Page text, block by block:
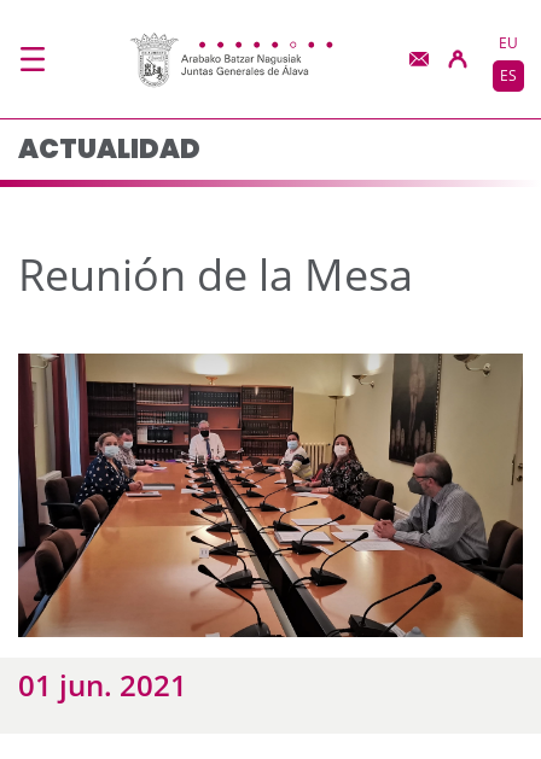
Reunión de la Mesa -
EU
ES
ACTUALIDAD
Reunión de la Mesa
01 jun. 2021